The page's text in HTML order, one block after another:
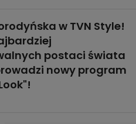
w TVN Style!
postaci świata
nowy program